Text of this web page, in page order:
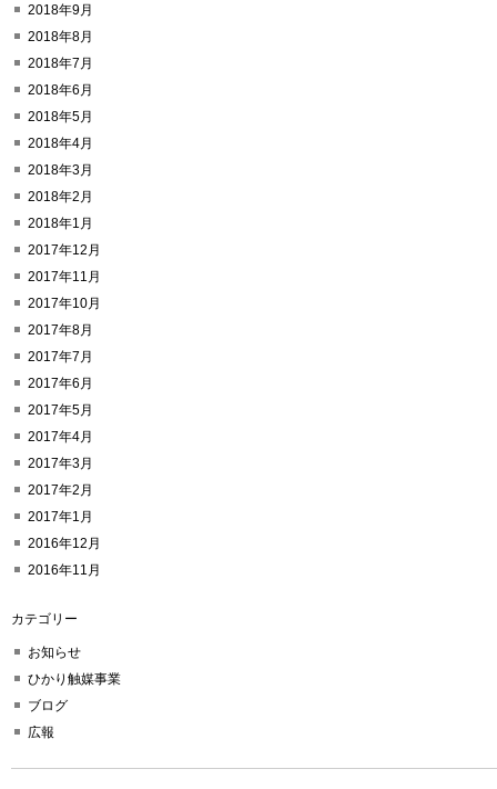
2018年9月
2018年8月
2018年7月
2018年6月
2018年5月
2018年4月
2018年3月
2018年2月
2018年1月
2017年12月
2017年11月
2017年10月
2017年8月
2017年7月
2017年6月
2017年5月
2017年4月
2017年3月
2017年2月
2017年1月
2016年12月
2016年11月
カテゴリー
お知らせ
ひかり触媒事業
ブログ
広報